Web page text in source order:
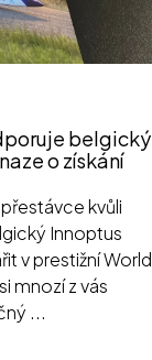
belgický
o získání
kvůli
Innoptus
v prestižní World
mnozí z vás
...